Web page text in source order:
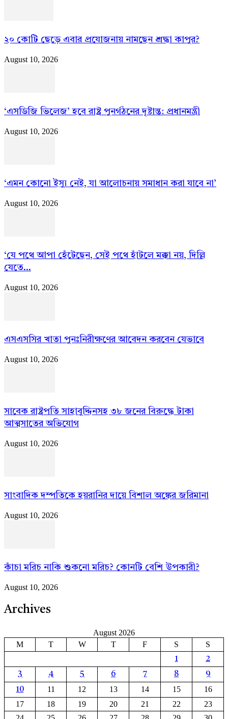
২০ কোটি ছেড়ে এবার প্রযোজনায় নামছেন শ্রদ্ধা কাপুর?
August 10, 2026
‘এসডিজি ভিলেজ’ হবে রাষ্ট্র পুনর্গঠনের দৃষ্টান্ত: প্রধানমন্ত্রী
August 10, 2026
‘এমন কোনো ইস্যু নেই, যা আলোচনায় সমাধান করা যাবে না’
August 10, 2026
‘যে পথে আপা হেঁটেছেন, সেই পথে হাঁটলে মক্কা নয়, দিল্লি
যেতে...
August 10, 2026
এসএসসির খাতা পুনঃনিরীক্ষণের আবেদন করবেন যেভাবে
August 10, 2026
সাবেক রাষ্ট্রপতি সাহাবুদ্দিনসহ ৩৮ জনের বিরুদ্ধে টাকা
আত্মসাতের অভিযোগ
August 10, 2026
সাংবাদিক দম্পতিকে হয়রানির দায়ে বিশাল অঙ্কের জরিমানা
August 10, 2026
কাঁচা মরিচ নাকি শুকনো মরিচ? কোনটি বেশি উপকারী?
August 10, 2026
Archives
August 2026
M
T W T F S S
1
2
3
4 5 6 7 8
9
10
11 12 13 14 15
16
17
18 19 20 21 22
23